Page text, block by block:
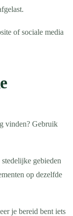
of sociale media
vinden? Gebruik
gebieden
op dezelfde
je bereid bent iets